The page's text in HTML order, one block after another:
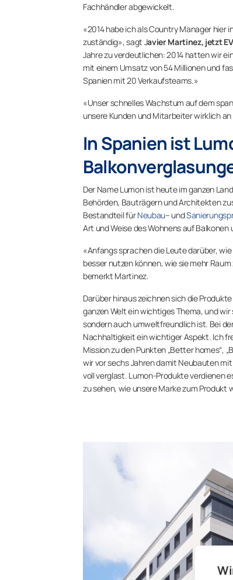
Fachhändler abgewickelt.
«2014 habe ich als Country Manager hier
zuständig», sagt Javier Martinez, jetzt
Jahre zu verdeutlichen: 2014 hatten wir
mit einem Umsatz von 54 Millionen und
Spanien mit 20 Verkaufsteams.»
«Unser schnelles Wachstum auf dem
unsere Kunden und Mitarbeiter wirklich
In Spanien ist
Der Name Lumon ist heute im ganzen
Behörden, Bauträgern und Architekten
Bestandteil fürNeubau– und
Art und Weise des Wohnens auf Balkonen
«Anfangs sprachen die Leute darüber,
besser nutzen können, wie sie mehr
bemerkt Martinez.
Darüber hinaus zeichnen sich die
ganzen Welt ein wichtiges Thema, und
sondern auch umweltfreundlich ist. Bei
Nachhaltigkeit ein wichtiger Aspekt. Ich
Mission zu den Punkten „Better homes“,
wir vor sechs Jahren damit Neubauten
voll verglast. Lumon-Produkte verdienen
zu sehen, wie unsere Marke zum Produkt